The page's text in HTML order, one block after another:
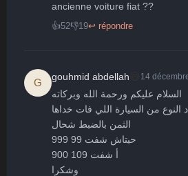
ancienne voiture fiat ??
👍52👎19↩ répondre
G
gouhmid abdellah 14
السلام عليكم ورحمة الله وبركاته
من السيارة اللي فات خداها
الثمن بالضبط شحال
حيتاش شفت 99 999
أ شفت 109 900
وشكرا